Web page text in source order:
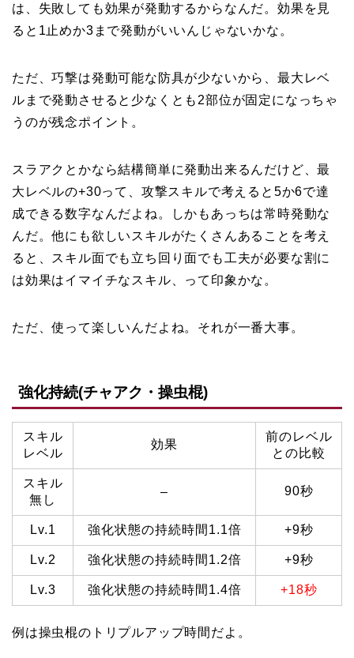
は、失敗しても効果が発動するからなんだ。効果を見
ると1止めか3まで発動がいいんじゃないかな。
ただ、巧撃は発動可能な防具が少ないから、最大レベ
ルまで発動させると少なくとも2部位が固定になっちゃ
うのが残念ポイント。
スラアクとかなら結構簡単に発動出来るんだけど、最
大レベルの+30って、攻撃スキルで考えると5か6で達
成できる数字なんだよね。しかもあっちは常時発動な
んだ。他にも欲しいスキルがたくさんあることを考え
ると、スキル面でも立ち回り面でも工夫が必要な割に
は効果はイマイチなスキル、って印象かな。
ただ、使って楽しいんだよね。それが一番大事。
強化持続(チャアク・操虫棍)
スキル
レベル
効果
前のレベル
との比較
スキル
無し
– 90秒
Lv.1 強化状態の持続時間1.1倍 +9秒
Lv.2 強化状態の持続時間1.2倍 +9秒
Lv.3 強化状態の持続時間1.4倍 +18秒
例は操虫棍のトリプルアップ時間だよ。